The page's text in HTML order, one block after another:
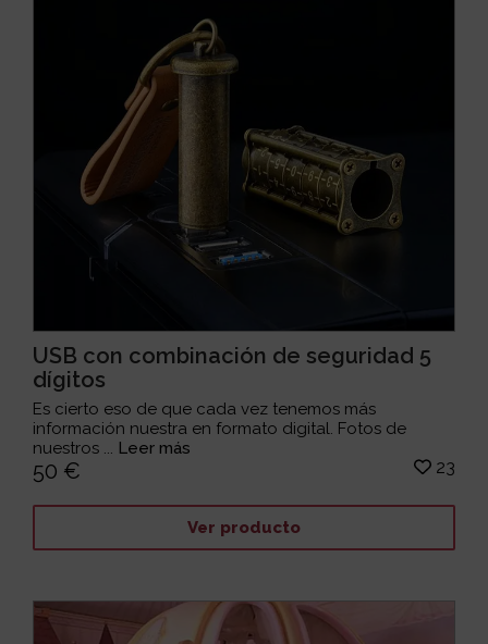
USB con combinación de seguridad 5
dígitos
Es cierto eso de que cada vez tenemos más
información nuestra en formato digital. Fotos de
nuestros ... Leer más
50 € 23
Ver producto